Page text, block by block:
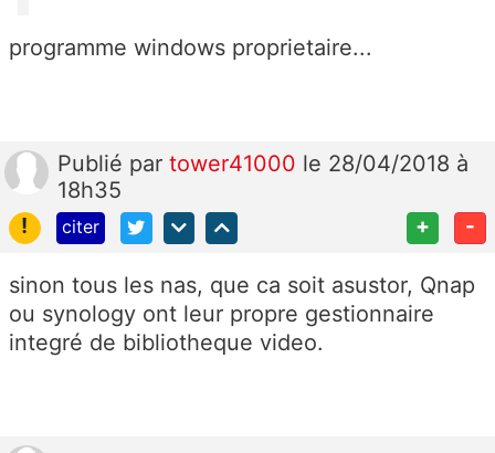
programme windows proprietaire...
Publié par tower41000 le 28/04/2018 à
18h35
!
citer + -
sinon tous les nas, que ca soit asustor, Qnap
ou synology ont leur propre gestionnaire
integré de bibliotheque video.